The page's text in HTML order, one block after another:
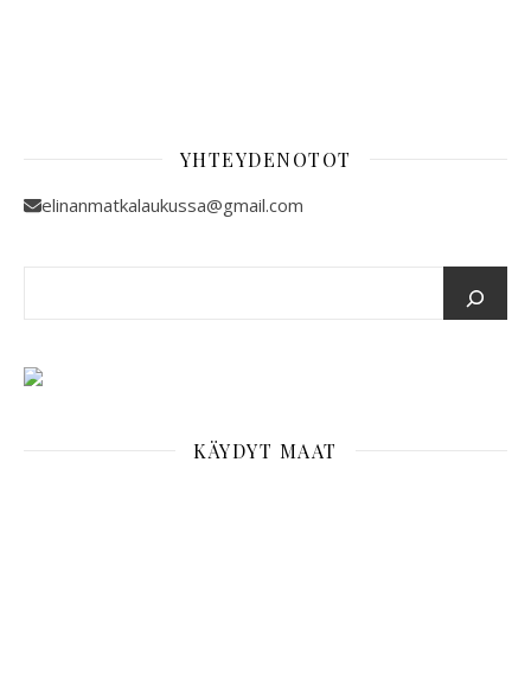
YHTEYDENOTOT
elinanmatkalaukussa@gmail.com
KÄYDYT MAAT